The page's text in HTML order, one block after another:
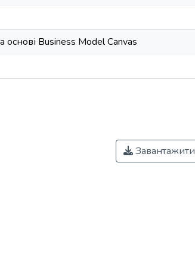
основі Business Model Canvas
Завантажити